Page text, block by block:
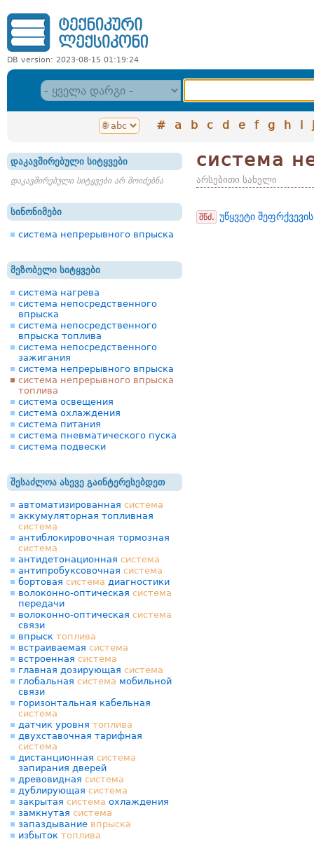
DB version: 2023-08-15 01:19:24
# a b c d e f g h i j
დაკავშირებული სიტყვები
დაკავშირებული სიტყვები არ მოიძებნა
სინონიმები
система непрерывного впрыска
მეზობელი სიტყვები
система нагрева
система непосредственного
впрыска
система непосредственного
впрыска топлива
система непосредственного
зажигания
система непрерывного впрыска
система непрерывного впрыска
топлива
система освещения
система охлаждения
система питания
система пневматического пуска
система подвески
შესაძლოა ასევე გაინტერესებდეთ
автоматизированная система
аккумуляторная топливная
система
антиблокировочная тормозная
система
антидетонационная система
антипробуксовочная система
бортовая система диагностики
волоконно-оптическая система
передачи
волоконно-оптическая система
связи
впрыск топлива
встраиваемая система
встроенная система
главная дозирующая система
глобальная система мобильной
связи
горизонтальная кабельная
система
датчик уровня топлива
двухставочная тарифная
система
дистанционная система
запирания дверей
древовидная система
дублирующая система
закрытая система охлаждения
замкнутая система
запаздывание впрыска
избыток топлива
система
არსებითი სახელი
შწძ. უწყვეტი